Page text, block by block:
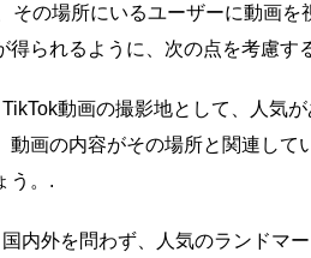
その場所にいるユーザーに動画
られるように、次の点を考慮す
TikTok動画の撮影地として、人気
動画の内容がその場所と関連し
う。.
国内外を問わず、人気のランドマ